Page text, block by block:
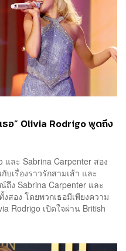
ธอ” Olivia Rodrigo พูดถึง
ละ Sabrina Carpenter สอง
เรื่องราวรักสามเส้า และ
ง Sabrina Carpenter และ
สอง โดยพวกเธอมีเพียงความ
Rodrigo เปิดใจผ่าน British